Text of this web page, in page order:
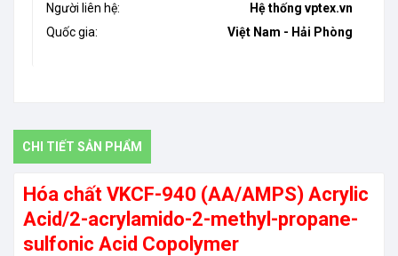
Người liên hệ:
Hệ thống vptex.vn
Quốc gia:
Việt Nam - Hải Phòng
CHI TIẾT SẢN PHẨM
Hóa chất VKCF-940 (AA/AMPS) Acrylic
Acid/2-acrylamido-2-methyl-propane-
sulfonic Acid Copolymer